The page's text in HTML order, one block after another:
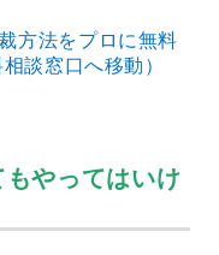
方法をプロに無料
談窓口へ移動）
やってはいけ